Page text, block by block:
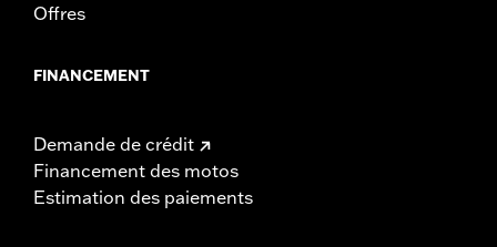
Offres
FINANCEMENT
Demande de crédit
Financement des motos
Estimation des paiements